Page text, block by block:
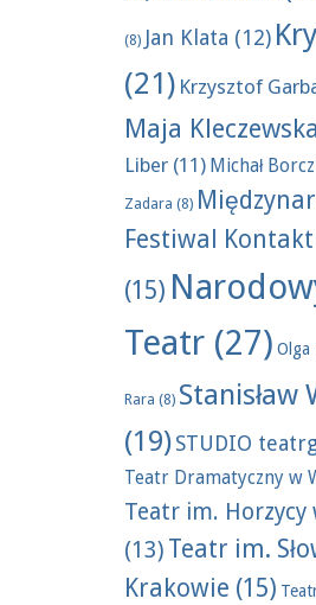
(8) Jan Klata (12)
(21) Krzysztof
Maja Kleczewska
Liber(11) Michał
Zadara (8)
Festiwal
(15)
Teatr(27) Olga
Rara (8) Stanisław
(19)STUDIO
Teatr Dramatyczny w
Teatr im. Horzycy
(13) Teatr im.
Krakowie (15)